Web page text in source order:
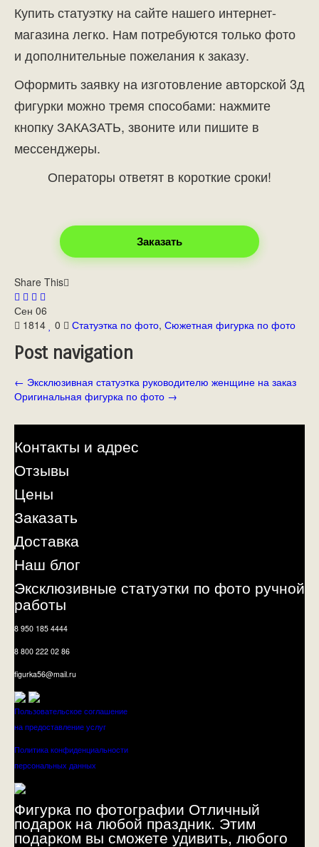
Купить статуэтку на сайте нашего интернет-
магазина легко. Нам потребуются только фото
и дополнительные пожелания к заказу.
Оформить заявку на изготовление авторской 3д
фигурки можно тремя способами: нажмите
кнопку ЗАКАЗАТЬ, звоните или пишите в
мессенджеры.
Операторы ответят в короткие сроки!
Заказать
Share This
Сен 06
1814
0 Статуэтка по фото, Сюжетная фигурка по фото
Post navigation
← Эксклюзивная статуэтка руководителю женщине на заказ
Оригинальная фигурка по фото →
Контакты и адрес
Отзывы
Цены
Заказать
Доставка
Наш блог
Эксклюзивные статуэтки по фото ручной
работы
8 950 185 4444
8 800 222 02 86
figurka56@mail.ru
Пользовательское соглашение
на предоставление услуг
Политика конфиденциальности
персональных данных
Фигурка по фотографии Отличный
подарок на любой праздник. Этим
подарком вы сможете удивить, любого